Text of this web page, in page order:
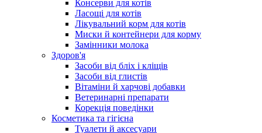
Консерви для котів
Ласощі для котів
Лікувальний корм для котів
Миски й контейнери для корму
Замінники молока
Здоров'я
Засоби від бліх і кліщів
Засоби від глистів
Вітаміни й харчові добавки
Ветеринарні препарати
Корекція поведінки
Косметика та гігієна
Туалети й аксесуари